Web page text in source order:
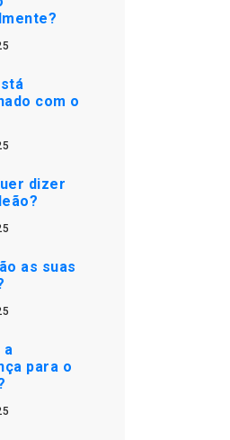
com o
dizer
as suas
a
para o